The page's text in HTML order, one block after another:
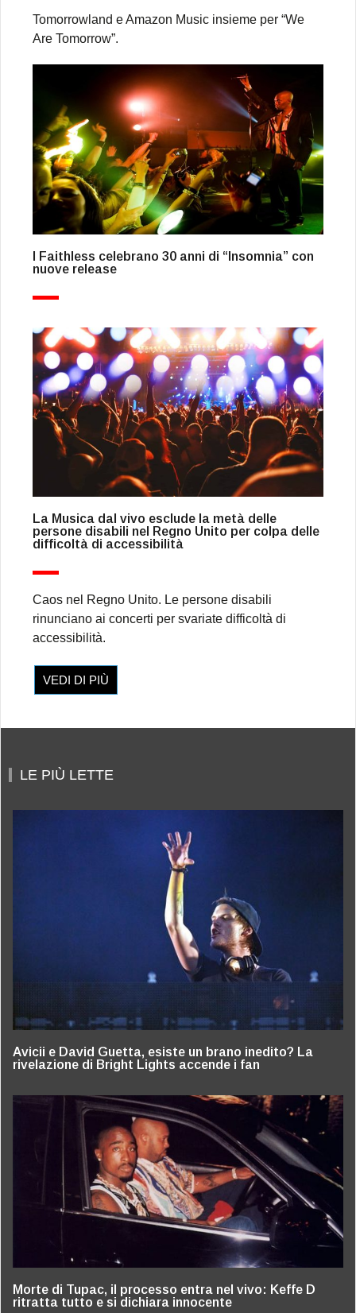
Tomorrowland e Amazon Music insieme per “We
Are Tomorrow”.
I Faithless celebrano 30 anni di “Insomnia” con
nuove release
La Musica dal vivo esclude la metà delle
persone disabili nel Regno Unito per colpa delle
difficoltà di accessibilità
Caos nel Regno Unito. Le persone disabili
rinunciano ai concerti per svariate difficoltà di
accessibilità.
VEDI DI PIÙ
LE PIÙ LETTE
Avicii e David Guetta, esiste un brano inedito? La
rivelazione di Bright Lights accende i fan
Morte di Tupac, il processo entra nel vivo: Keffe D
ritratta tutto e si dichiara innocente